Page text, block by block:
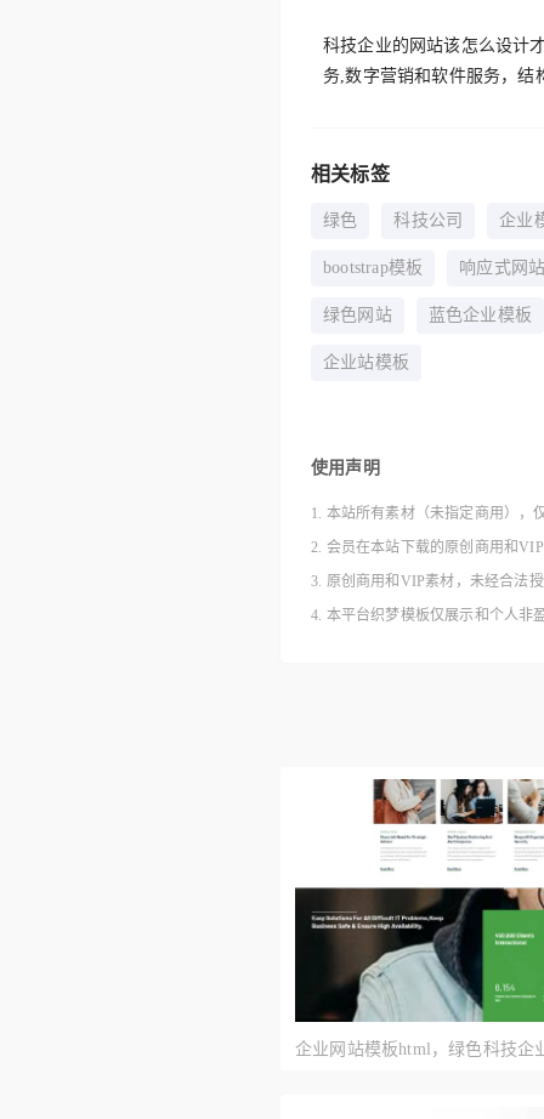
科技企业的网站该怎么设计
务,数字营销和软件服务，结
相关标签
绿色 科技公司 企业
bootstrap模板 响应式网
绿色网站 蓝色企业模板
企业站模板
使用声明
1. 本站所有素材（未指定商用），
2. 会员在本站下载的原创商用和
3. 原创商用和VIP素材，未经合法
4. 本平台织梦模板仅展示和个人非
企业网站模板html，绿色科技企